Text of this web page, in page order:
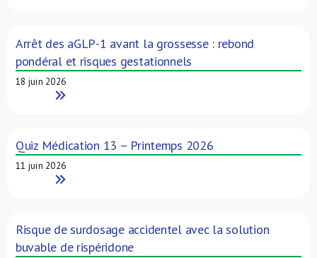
Arrêt des aGLP-1 avant la grossesse : rebond
pondéral et risques gestationnels
18 juin 2026
Read More
Quiz Médication 13 – Printemps 2026
11 juin 2026
Read More
Risque de surdosage accidentel avec la solution
buvable de rispéridone